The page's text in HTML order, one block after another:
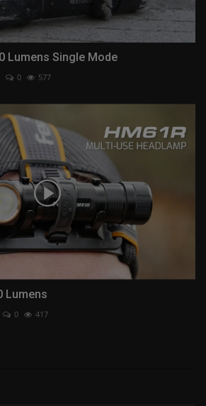
Lumens Single Mode
0 577
Lumens
0 417